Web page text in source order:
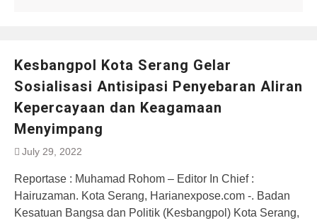
Kesbangpol Kota Serang Gelar
Sosialisasi Antisipasi Penyebaran Aliran
Kepercayaan dan Keagamaan
Menyimpang
July 29, 2022
Reportase : Muhamad Rohom – Editor In Chief :
Hairuzaman. Kota Serang, Harianexpose.com -. Badan
Kesatuan Bangsa dan Politik (Kesbangpol) Kota Serang,